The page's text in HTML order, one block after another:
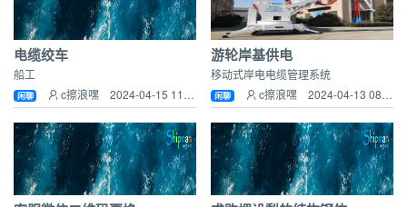
电缆绞车
船工
闲聊 c擦浪嘿 2024-04-15 11:29:58
游轮岸基供电
移动式岸电电缆管理系统
闲聊 c擦浪嘿 2024-04-13 08:30:49